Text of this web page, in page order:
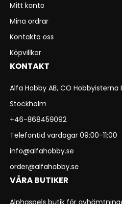
Mitt konto
Mina ordrar
Kontakta oss
Köpvillkor
KONTAKT
Alfa Hobby AB, CO
Stockholm
+46-868459092
Telefontid vardagar 09:00-11:00
info@alfahobby.se
order@alfahobby.se
VÅRA BUTIKER